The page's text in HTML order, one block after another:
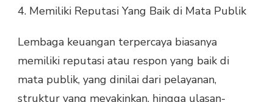
4. Memiliki Reputasi Yang Baik di Mata Publik
Lembaga keuangan terpercaya biasanya
memiliki reputasi atau respon yang baik di
mata publik, yang dinilai dari pelayanan,
struktur yang meyakinkan, hingga ulasan-